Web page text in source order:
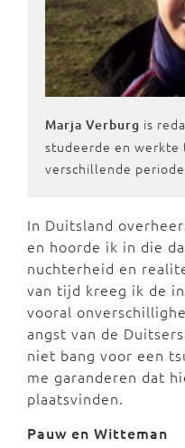
Marja Verburg is
studeerde en werkte
verschillende
In Duitsland
en hoorde ik in die
nuchterheid en
van tijd kreeg ik de
vooral
angst van de
niet bang voor een
me garanderen dat
plaatsvinden.
Pauw en Witteman